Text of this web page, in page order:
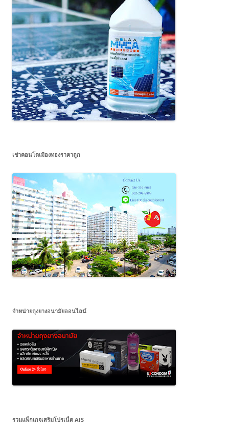
เช่าคอนโดเมืองทองราคาถูก
จำหน่ายถุงยางอนามัยออนไลน์
รวมแพ็กเกจเสริมโปรเน็ต AIS